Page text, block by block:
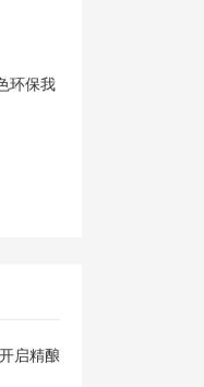
环保我
启精酿